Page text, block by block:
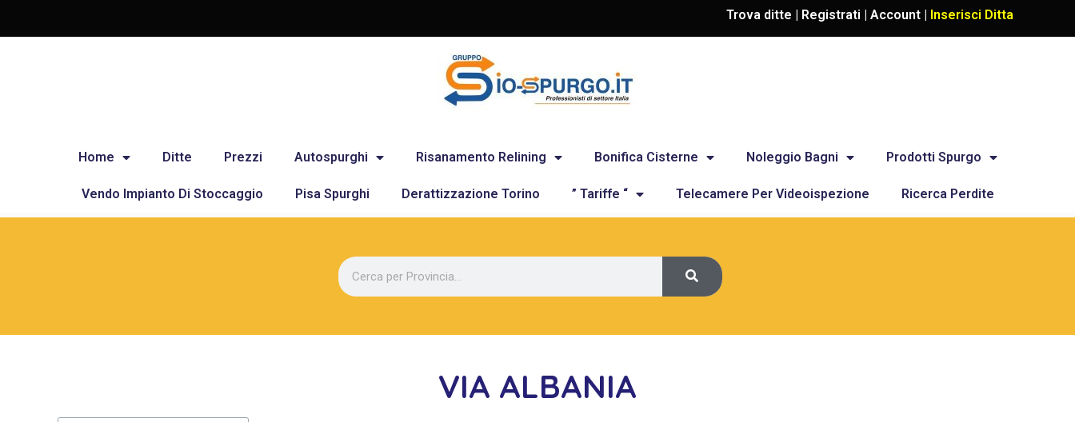
Trova ditte | Registrati | Account | Inserisci Ditta
Home Ditte Prezzi Autospurghi Risanamento Relining Bonifica Cisterne Noleggio Bagni Prodotti Spurgo
Vendo Impianto Di Stoccaggio Pisa Spurghi Derattizzazione Torino ” Tariffe “ Telecamere Per Videoispezione Ricerca Perdite
VIA ALBANIA